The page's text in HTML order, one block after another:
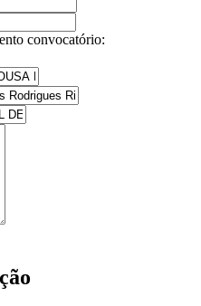
convocatório: